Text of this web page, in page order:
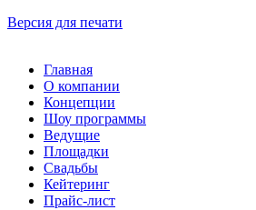
Версия для печати
Главная
О компании
Концепции
Шоу программы
Ведущие
Площадки
Свадьбы
Кейтеринг
Прайс-лист